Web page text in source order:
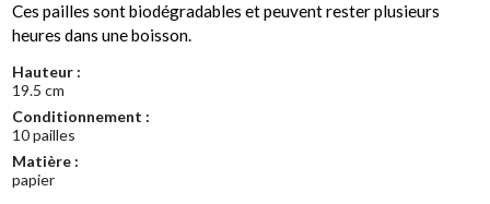
Ces pailles sont biodégradables et peuvent rester plusieurs
heures dans une boisson.
Hauteur :
19.5 cm
Conditionnement :
10 pailles
Matière :
papier